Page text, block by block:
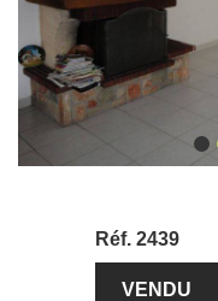
Réf. 2439
€
195800